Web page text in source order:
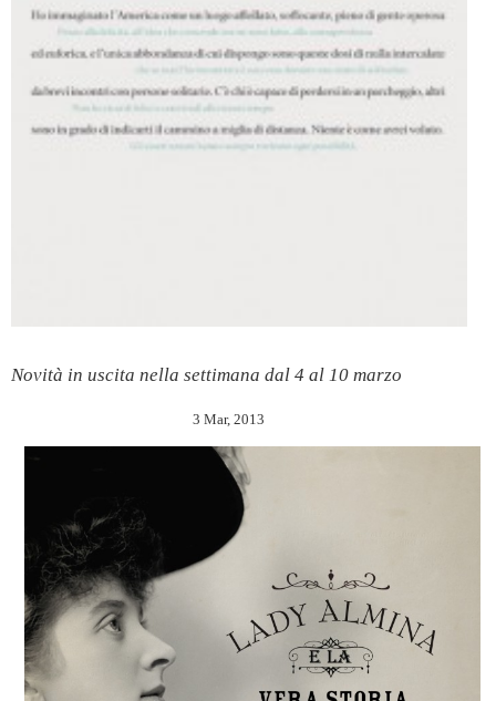
Novità in uscita nella settimana dal 4 al 10 marzo
3 Mar, 2013